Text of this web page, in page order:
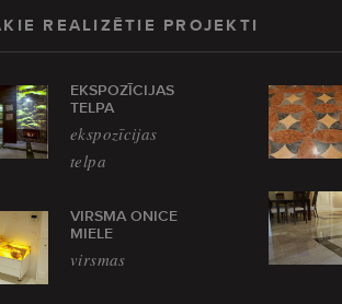
REALIZĒTIE PROJEKTI
EKSPOZĪCIJAS
TELPA
ekspozīcijas
telpa
VIRSMA ONICE
MIELE
virsmas